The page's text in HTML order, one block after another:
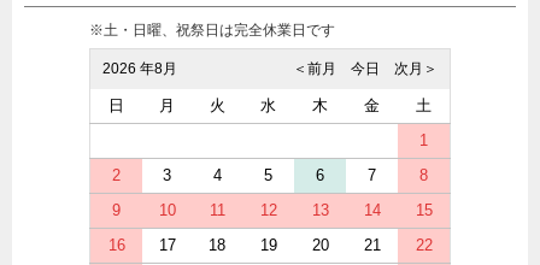
※土・日曜、祝祭日は完全休業日です
2026 年8月 次月＞
今日
＜前月
日 月 火 水 木 金
土
1
2
3 4 5 6 7
8
9
10 11 12 13 14
15
16
17 18 19 20 21
22